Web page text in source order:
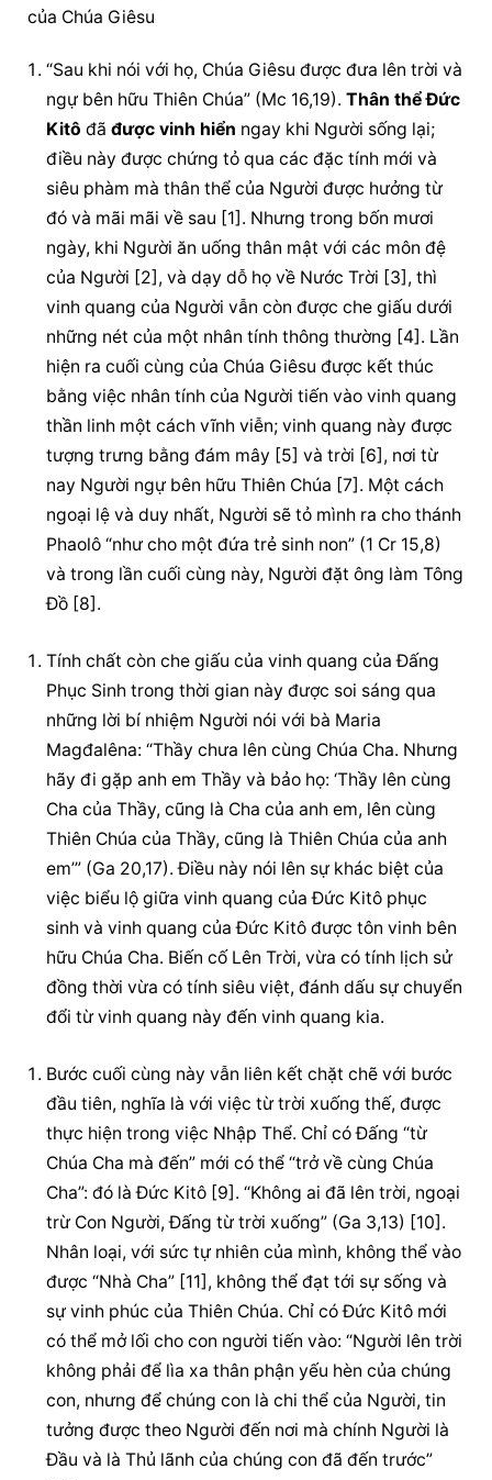
của Chúa Giêsu
“Sau khi nói với họ, Chúa Giêsu được đưa lên trời và
ngự bên hữu Thiên Chúa” (Mc 16,19). Thân thể Đức
Kitô đã được vinh hiển ngay khi Người sống lại;
điều này được chứng tỏ qua các đặc tính mới và
siêu phàm mà thân thể của Người được hưởng từ
đó và mãi mãi về sau [1]. Nhưng trong bốn mươi
ngày, khi Người ăn uống thân mật với các môn đệ
của Người [2], và dạy dỗ họ về Nước Trời [3], thì
vinh quang của Người vẫn còn được che giấu dưới
những nét của một nhân tính thông thường [4]. Lần
hiện ra cuối cùng của Chúa Giêsu được kết thúc
bằng việc nhân tính của Người tiến vào vinh quang
thần linh một cách vĩnh viễn; vinh quang này được
tượng trưng bằng đám mây [5] và trời [6], nơi từ
nay Người ngự bên hữu Thiên Chúa [7]. Một cách
ngoại lệ và duy nhất, Người sẽ tỏ mình ra cho thánh
Phaolô “như cho một đứa trẻ sinh non” (1 Cr 15,8)
và trong lần cuối cùng này, Người đặt ông làm Tông
Đồ [8].
Tính chất còn che giấu của vinh quang của Đấng
Phục Sinh trong thời gian này được soi sáng qua
những lời bí nhiệm Người nói với bà Maria
Magđalêna: “Thầy chưa lên cùng Chúa Cha. Nhưng
hãy đi gặp anh em Thầy và bảo họ: ‘Thầy lên cùng
Cha của Thầy, cũng là Cha của anh em, lên cùng
Thiên Chúa của Thầy, cũng là Thiên Chúa của anh
em’” (Ga 20,17). Điều này nói lên sự khác biệt của
việc biểu lộ giữa vinh quang của Đức Kitô phục
sinh và vinh quang của Đức Kitô được tôn vinh bên
hữu Chúa Cha. Biến cố Lên Trời, vừa có tính lịch sử
đồng thời vừa có tính siêu việt, đánh dấu sự chuyển
đổi từ vinh quang này đến vinh quang kia.
Bước cuối cùng này vẫn liên kết chặt chẽ với bước
đầu tiên, nghĩa là với việc từ trời xuống thế, được
thực hiện trong việc Nhập Thể. Chỉ có Đấng “từ
Chúa Cha mà đến” mới có thể “trở về cùng Chúa
Cha”: đó là Đức Kitô [9]. “Không ai đã lên trời, ngoại
trừ Con Người, Đấng từ trời xuống” (Ga 3,13) [10].
Nhân loại, với sức tự nhiên của mình, không thể vào
được “Nhà Cha” [11], không thể đạt tới sự sống và
sự vinh phúc của Thiên Chúa. Chỉ có Đức Kitô mới
có thể mở lối cho con người tiến vào: “Người lên trời
không phải để lìa xa thân phận yếu hèn của chúng
con, nhưng để chúng con là chi thể của Người, tin
tưởng được theo Người đến nơi mà chính Người là
Đầu và là Thủ lãnh của chúng con đã đến trước”